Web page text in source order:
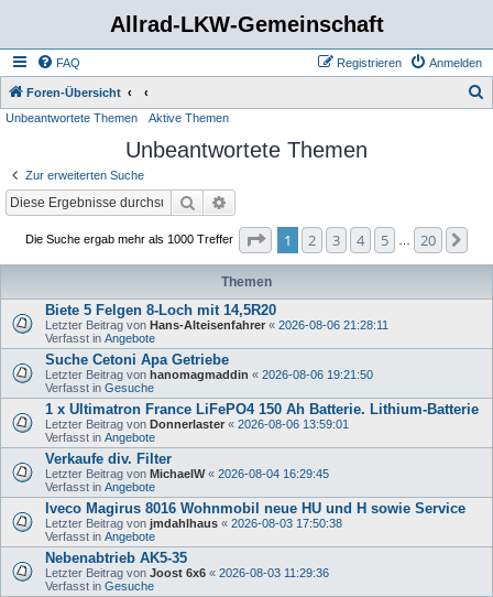
Allrad-LKW-Gemeinschaft
FAQ Anmelden
Registrieren
Foren-Übersicht
Unbeantwortete Themen Aktive Themen
Unbeantwortete Themen
Zur erweiterten Suche
Suche
Die Suche ergab mehr als 1000 Treffer Seite von
1 2 3 4 5 20
Themen
Biete 5 Felgen 8-Loch mit 14,5R20
Letzter Beitrag von Hans-Alteisenfahrer « 2026-08-06 21:28:11
Verfasst in Angebote
Suche Cetoni Apa Getriebe
Letzter Beitrag von hanomagmaddin « 2026-08-06 19:21:50
Verfasst in Gesuche
1 x Ultimatron France LiFePO4 150 Ah Batterie. Lithium-Batterie
Letzter Beitrag von Donnerlaster « 2026-08-06 13:59:01
Verfasst in Angebote
Verkaufe div. Filter
Letzter Beitrag von MichaelW« 2026-08-04 16:29:45
Verfasst in Angebote
Iveco Magirus 8016 Wohnmobil neue HU und H sowie Service
Letzter Beitrag von jmdahlhaus « 2026-08-03 17:50:38
Verfasst in Angebote
Nebenabtrieb AK5-35
Letzter Beitrag von Joost 6x6 « 2026-08-03 11:29:36
Verfasst in Gesuche